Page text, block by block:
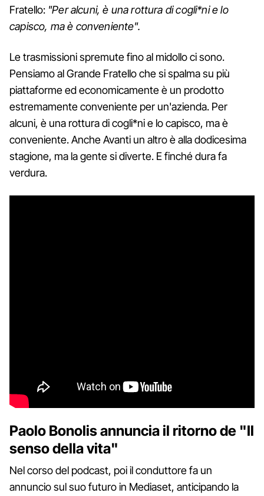
Fratello: "Per alcuni, è una rottura di cogli*ni e lo
capisco, ma è conveniente".
Le trasmissioni spremute fino al midollo ci sono.
Pensiamo al Grande Fratello che si spalma su più
piattaforme ed economicamente è un prodotto
estremamente conveniente per un'azienda. Per
alcuni, è una rottura di cogli*ni e lo capisco, ma è
conveniente. Anche Avanti un altro è alla dodicesima
stagione, ma la gente si diverte. E finché dura fa
verdura.
Paolo Bonolis annuncia il ritorno de "Il
senso della vita"
Nel corso del podcast, poi il conduttore fa un
annuncio sul suo futuro in Mediaset, anticipando la